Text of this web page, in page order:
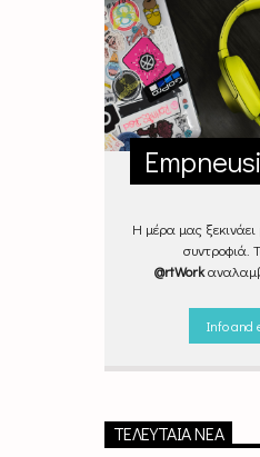
Η μέρα μας
συντροφιά.
@rtWork
Δευτέρα με
μέχρι τις
σκηνή
πάνε μαζί.
Παρασκευή)07:00 –
Info and
ΤΕΛΕΥΤΑΊΑ ΝΈΑ